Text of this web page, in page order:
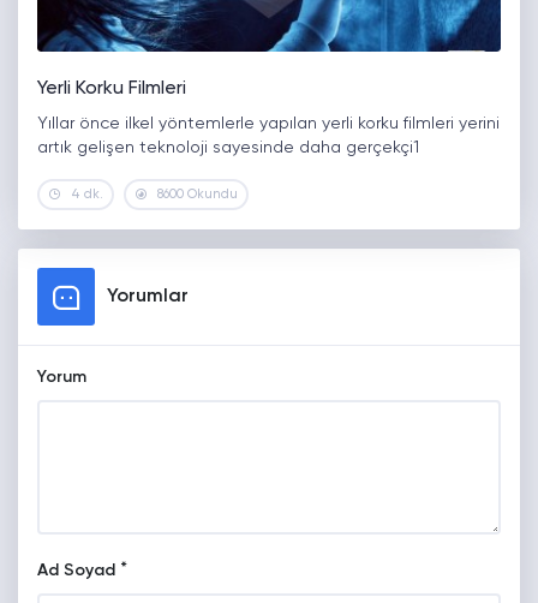
Yerli Korku Filmleri
Yıllar önce ilkel yöntemlerle yapılan yerli korku filmleri yerini
artık gelişen teknoloji sayesinde daha gerçekçi1
4 dk. 8600 Okundu
Yorumlar
Yorum
Ad Soyad *